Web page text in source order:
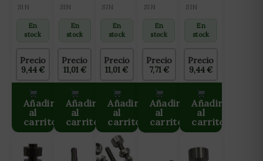
MACHO-
HEMBRA
SIN
En
stock
Precio
9,44€
Añadir
al
carrito
SIN
GLOBO
14-
SIN
En
stock
Precio
11,01€
Añadir
al
carrito
18MM
MACHO-
HEMBRA
SIN
En
stock
Precio
11,01€
Añadir
al
carrito
12MM
SIN
En
stock
Precio
7,71€
Añadir
al
carrito
12MM
MACHO-
HEMBRA
SIN
En
stock
Precio
9,44€
Añadir
al
carrito